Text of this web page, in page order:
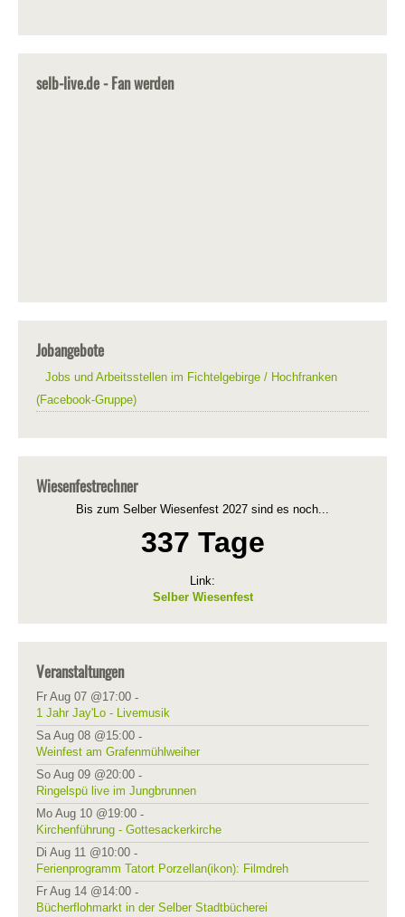
selb-live.de - Fan werden
Jobangebote
Jobs und Arbeitsstellen im Fichtelgebirge / Hochfranken
(Facebook-Gruppe)
Wiesenfestrechner
Bis zum Selber Wiesenfest 2027 sind es noch...
337 Tage
Link:
Selber Wiesenfest
Veranstaltungen
Fr Aug 07 @17:00 -
1 Jahr Jay'Lo - Livemusik
Sa Aug 08 @15:00 -
Weinfest am Grafenmühlweiher
So Aug 09 @20:00 -
Ringelspü live im Jungbrunnen
Mo Aug 10 @19:00 -
Kirchenführung - Gottesackerkirche
Di Aug 11 @10:00 -
Ferienprogramm Tatort Porzellan(ikon): Filmdreh
Fr Aug 14 @14:00 -
Bücherflohmarkt in der Selber Stadtbücherei